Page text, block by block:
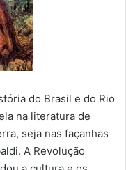
do Brasil e do Rio
na literatura de
seja nas façanhas
A Revolução